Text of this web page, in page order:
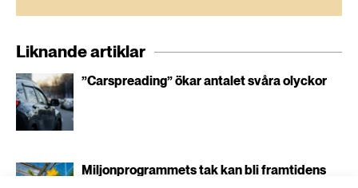
Liknande artiklar
”Carspreading” ökar antalet svåra olyckor
Miljonprogrammets tak kan bli framtidens